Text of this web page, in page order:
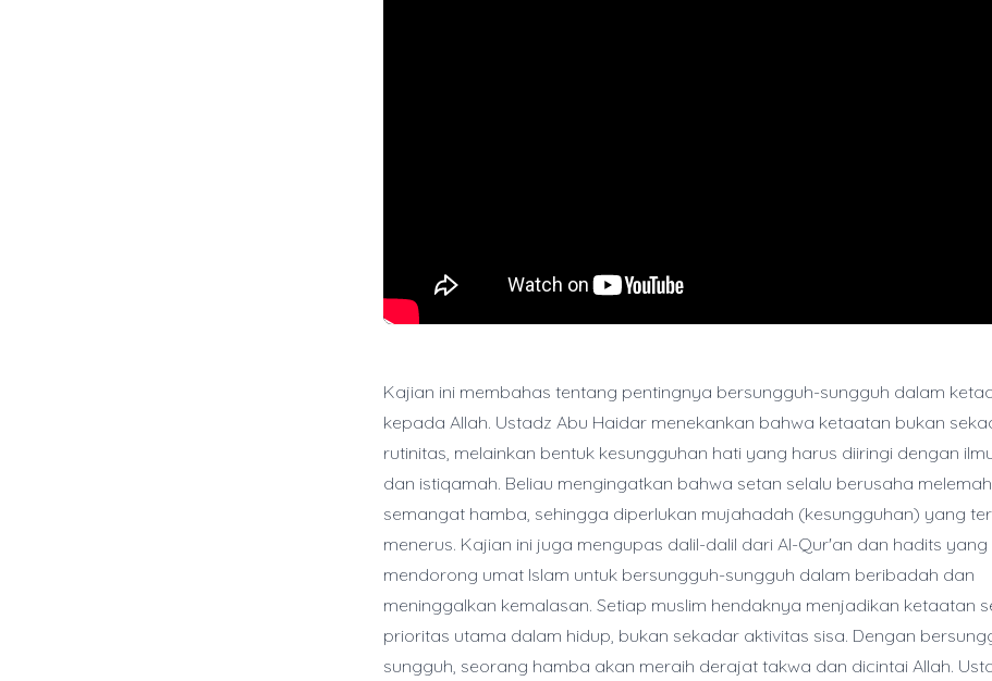
Kajian ini membahas tentang pentingnya bersungguh-sungguh dalam
kepada Allah. Ustadz Abu Haidar menekankan bahwa ketaatan bukan
rutinitas, melainkan bentuk kesungguhan hati yang harus diiringi dengan
dan istiqamah. Beliau mengingatkan bahwa setan selalu berusaha
semangat hamba, sehingga diperlukan mujahadah (kesungguhan) yang
menerus. Kajian ini juga mengupas dalil-dalil dari Al-Qur'an dan hadits yang
mendorong umat Islam untuk bersungguh-sungguh dalam beribadah dan
meninggalkan kemalasan. Setiap muslim hendaknya menjadikan ketaatan
prioritas utama dalam hidup, bukan sekadar aktivitas sisa. Dengan
sungguh, seorang hamba akan meraih derajat takwa dan dicintai Allah.